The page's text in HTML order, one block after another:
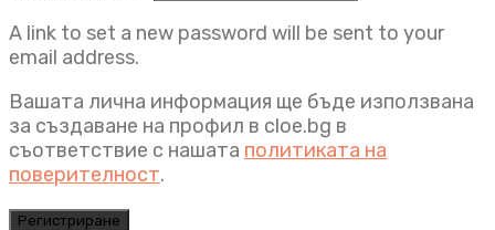
A link to set a new password will be sent to your
email address.
Вашата лична информация ще бъде използвана
за създаване на профил в cloe.bg в
съответствие с нашата политиката на
поверителност.
Регистриране